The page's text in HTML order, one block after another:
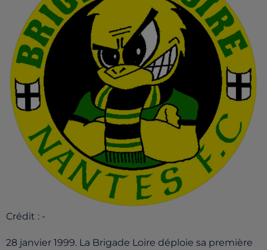
Crédit : -
28 janvier 1999. La Brigade Loire déploie sa première